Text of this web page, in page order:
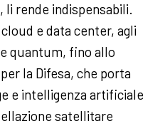
rende indispensabili.
e data center, agli
quantum, fino allo
la Difesa, che porta
e intelligenza artificiale
satellitare